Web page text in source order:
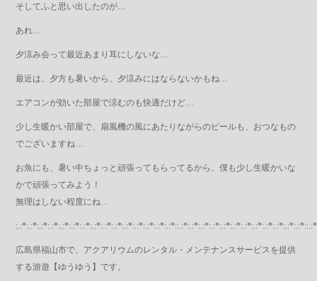
そしてふと思い出したのが…
あれ…
夕涼み会って最近あまり耳にしないな…
最近は、夕方も暑いから、夕涼みにはならないかもね…
エアコンが効いた部屋で涼むのも快適だけど…
少し生暖かい部屋で、扇風機の風にあたりながらのビールも、おつなもの
でございますね…
お魚にも、暑い中ちょっと頑張ってもらってるから、僕も少し生暖かいな
かで頑張ってみよう！
無理はしない程度にね…
広島県福山市で、アクアリウムのレンタル・メンテナンスサービスを提供
する游遊【ゆうゆう】です。